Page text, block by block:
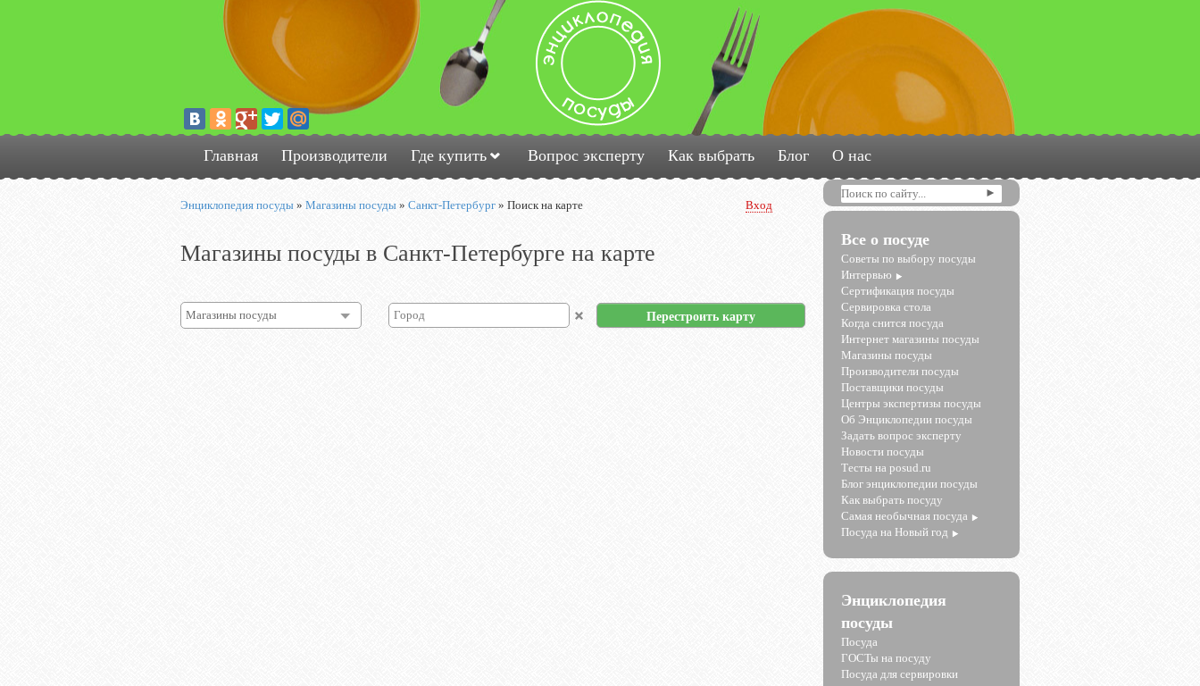
Главная Производители Где купить Вопрос эксперту Как выбрать Блог О нас
Энциклопедия посуды » Магазины посуды » Санкт-Петербург » Поиск на карте Вход
Магазины посуды в Санкт-Петербурге на карте
Все о посуде
Советы по выбору посуды
Интервью
Сертификация посуды
Сервировка стола
Когда снится посуда
Интернет магазины посуды
Магазины посуды
Производители посуды
Поставщики посуды
Центры экспертизы посуды
Об Энциклопедии посуды
Задать вопрос эксперту
Новости посуды
Тесты на posud.ru
Блог энциклопедии посуды
Как выбрать посуду
Самая необычная посуда
Посуда на Новый год
Энциклопедия
посуды
Посуда
ГОСТы на посуду
Посуда для сервировки